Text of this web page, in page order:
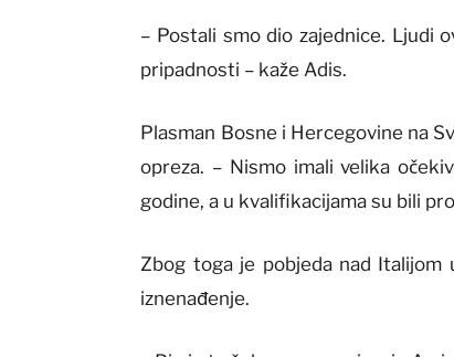
– Postali smo dio zajednice. Ljudi
pripadnosti – kaže Adis.
Plasman Bosne i Hercegovine na
opreza. – Nismo imali velika
godine, a u kvalifikacijama su bili
Zbog toga je pobjeda nad Italijom
iznenađenje.